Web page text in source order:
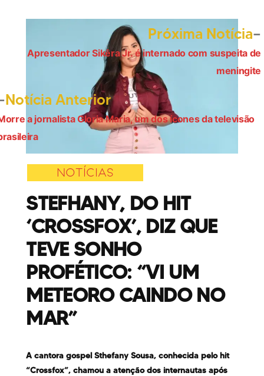
NOTÍCIAS
STEFHANY, DO HIT
‘CROSSFOX’, DIZ QUE
TEVE SONHO
PROFÉTICO: “VI UM
METEORO CAINDO NO
MAR”
A cantora gospel Sthefany Sousa, conhecida pelo hit
“Crossfox”, chamou a atenção dos internautas após
Notícia AnteriorPost
anterior:
a jornalista Gloria Maria, um dos ícones da televisão
Próxima Notícia
Apresentador Sikêra Jr. é internado com suspeita de
meningite